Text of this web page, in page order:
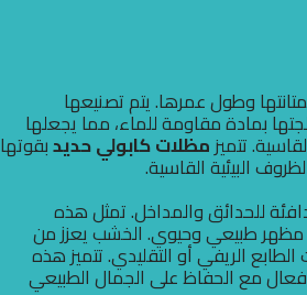
وطول عمرها. يتم تصنيعها
بمادة مقاومة للماء، مما يجعلها
تتميز مظلات كابولي حديدبقوتها
البيئية القاسية.
للحدائق والمداخل. تمثل هذه
عن مظهر طبيعي وحيوي. الخشب يعزز من
الطابع الريفي أو التقليدي. تتميز هذه
مع الحفاظ على الجمال الطبيعي